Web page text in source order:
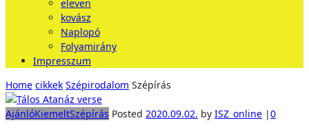
eleven
kovász
Naplopó
Folyamirány
Impresszum
Home cikkek Szépirodalom Szépírás
AjánlóKiemeltSzépírás Posted 2020.09.02. by ISZ_online |0